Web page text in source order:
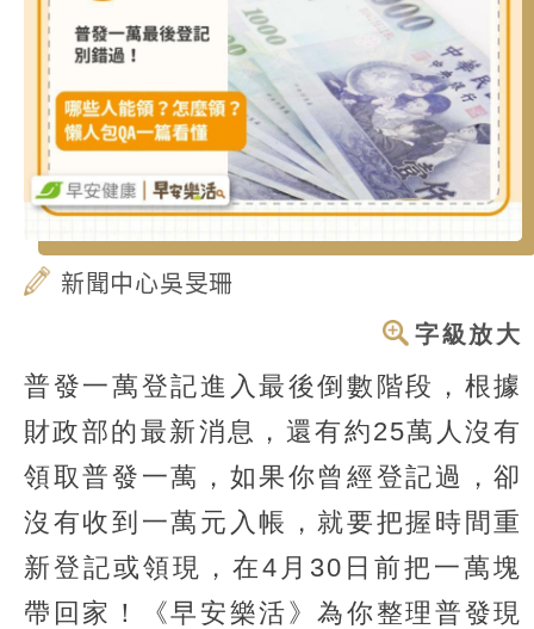
新聞中心吳旻珊
字級放大
普發一萬登記進入最後倒數階段，根據
財政部的最新消息，還有約25萬人沒有
領取普發一萬，如果你曾經登記過，卻
沒有收到一萬元入帳，就要把握時間重
新登記或領現，在4月30日前把一萬塊
帶回家！《早安樂活》為你整理普發現